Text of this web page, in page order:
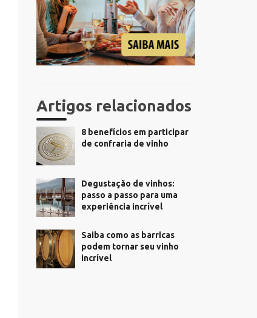
Artigos relacionados
8 benefícios em participar
de confraria de vinho
Degustação de vinhos:
passo a passo para uma
experiência incrível
Saiba como as barricas
podem tornar seu vinho
incrível